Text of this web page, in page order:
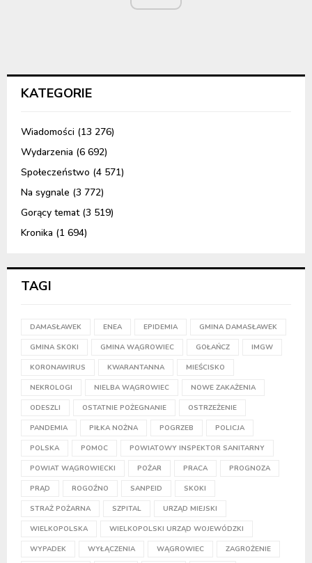
KATEGORIE
Wiadomości (13 276)
Wydarzenia (6 692)
Społeczeństwo (4 571)
Na sygnale (3 772)
Gorący temat(3 519)
Kronika (1 694)
TAGI
DAMASŁAWEK ENEA EPIDEMIA GMINA DAMASŁAWEK
GMINA SKOKI GMINA WĄGROWIEC GOŁAŃCZ IMGW
KORONAWIRUS KWARANTANNA MIEŚCISKO
NEKROLOGI NIELBA WĄGROWIEC NOWE ZAKAŻENIA
ODESZLI OSTATNIE POŻEGNANIE OSTRZEŻENIE
PANDEMIA PIŁKA NOŻNA POGRZEB POLICJA
POLSKA POMOC POWIATOWY INSPEKTOR SANITARNY
POWIAT WĄGROWIECKI POŻAR PRACA PROGNOZA
PRĄD ROGOŹNO SANPEID SKOKI
STRAŻ POŻARNA SZPITAL URZĄD MIEJSKI
WIELKOPOLSKA WIELKOPOLSKI URZĄD WOJEWÓDZKI
WYPADEK WYŁĄCZENIA WĄGROWIEC ZAGROŻENIE